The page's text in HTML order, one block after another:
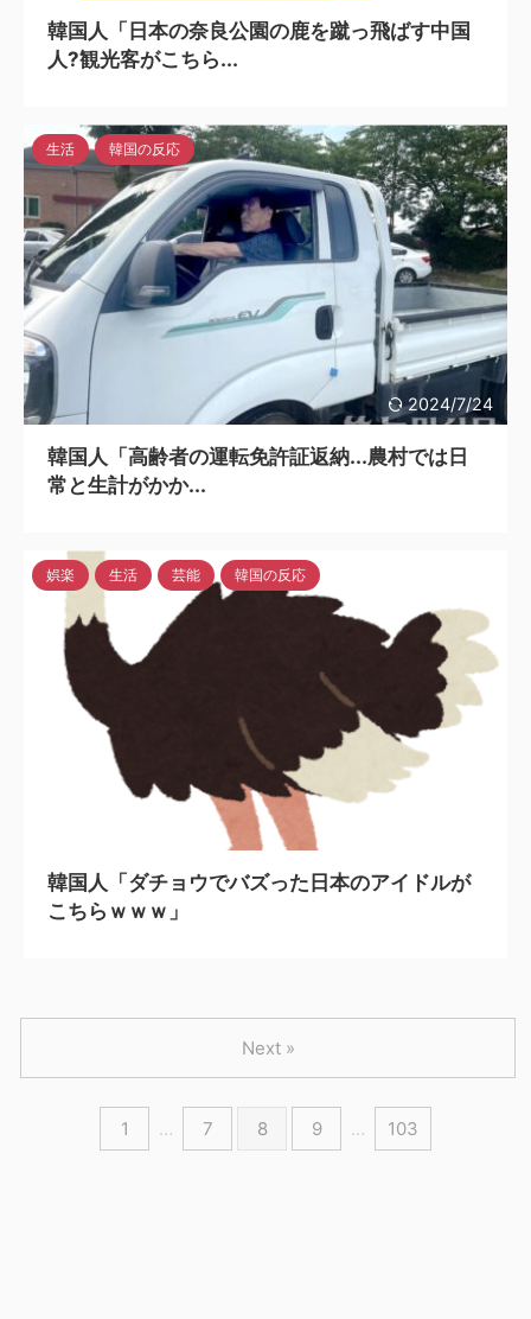
韓国人「日本の奈良公園の鹿を蹴っ飛ばす中国
人?観光客がこちら...
2024/7/24
生活 韓国の反応
韓国人「高齢者の運転免許証返納...農村では日
常と生計がかか...
娯楽 生活 芸能 韓国の反応
韓国人「ダチョウでバズった日本のアイドルが
こちらｗｗｗ」
1 … 7 8 9 … 103
Next »